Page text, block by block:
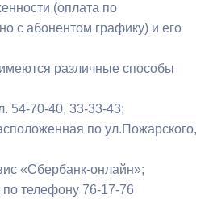
(оплата по
с абонентом графику) и его
различные способы
70-40, 33-33-43;
по ул.Пожарского,
«Сбербанк-онлайн»;
телефону 76-17-76